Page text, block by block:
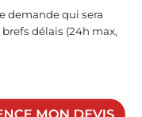
demande qui sera
délais (24h max,